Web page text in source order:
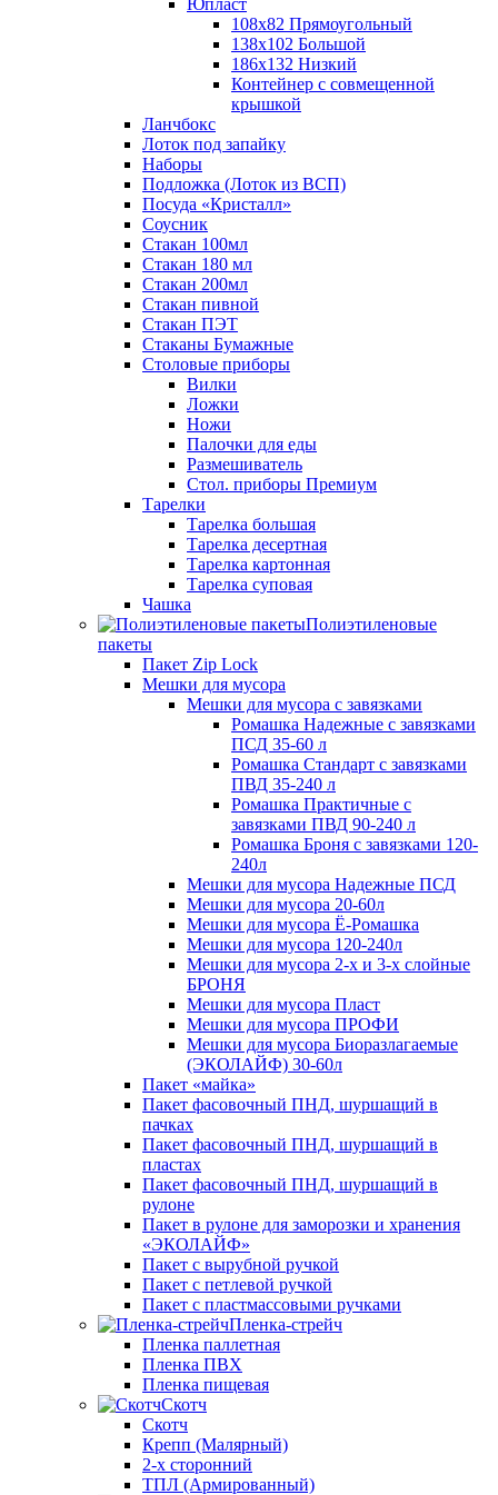
108х82 Прямоугольный
138х102 Большой
186х132 Низкий
Контейнер с совмещенной
крышкой
Ланчбокс
Лоток под запайку
Наборы
Подложка (Лоток из ВСП)
Посуда «Кристалл»
Соусник
Стакан 100мл
Стакан 180 мл
Стакан 200мл
Стакан пивной
Стакан ПЭТ
Стаканы Бумажные
Столовые приборы
Вилки
Ложки
Ножи
Палочки для еды
Размешиватель
Стол. приборы Премиум
Тарелки
Тарелка большая
Тарелка десертная
Тарелка картонная
Тарелка суповая
Чашка
Полиэтиленовые
пакеты
Пакет Zip Lock
Мешки для мусора
Мешки для мусора с завязками
Ромашка Надежные с завязками
ПСД 35-60 л
Ромашка Стандарт с завязками
ПВД 35-240 л
Ромашка Практичные с
завязками ПВД 90-240 л
Ромашка Броня с завязками 120-
240л
Мешки для мусора Надежные ПСД
Мешки для мусора 20-60л
Мешки для мусора Ё-Ромашка
Мешки для мусора 120-240л
Мешки для мусора 2-х и 3-х слойные
БРОНЯ
Мешки для мусора Пласт
Мешки для мусора ПРОФИ
Мешки для мусора Биоразлагаемые
(ЭКОЛАЙФ) 30-60л
Пакет «майка»
Пакет фасовочный ПНД, шуршащий в
пачках
Пакет фасовочный ПНД, шуршащий в
пластах
Пакет фасовочный ПНД, шуршащий в
рулоне
Пакет в рулоне для заморозки и хранения
«ЭКОЛАЙФ»
Пакет с вырубной ручкой
Пакет с петлевой ручкой
Пакет с пластмассовыми ручками
Пленка-стрейч
Пленка паллетная
Пленка ПВХ
Пленка пищевая
Скотч
Скотч
Крепп (Малярный)
2-х сторонний
ТПЛ (Армированный)